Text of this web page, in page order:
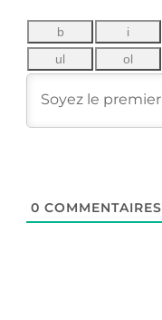
0 COMMENTAIRES